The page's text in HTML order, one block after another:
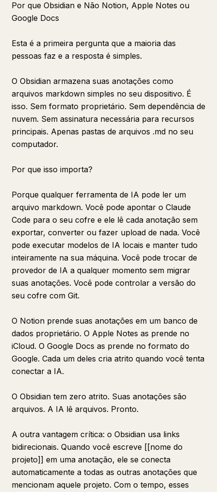
Por que Obsidian e Não Notion, Apple Notes ou
Google Docs
Esta é a primeira pergunta que a maioria das
pessoas faz e a resposta é simples.
O Obsidian armazena suas anotações como
arquivos markdown simples no seu dispositivo. É
isso. Sem formato proprietário. Sem dependência de
nuvem. Sem assinatura necessária para recursos
principais. Apenas pastas de arquivos .md no seu
computador.
Por que isso importa?
Porque qualquer ferramenta de IA pode ler um
arquivo markdown. Você pode apontar o Claude
Code para o seu cofre e ele lê cada anotação sem
exportar, converter ou fazer upload de nada. Você
pode executar modelos de IA locais e manter tudo
inteiramente na sua máquina. Você pode trocar de
provedor de IA a qualquer momento sem migrar
suas anotações. Você pode controlar a versão do
seu cofre com Git.
O Notion prende suas anotações em um banco de
dados proprietário. O Apple Notes as prende no
iCloud. O Google Docs as prende no formato do
Google. Cada um deles cria atrito quando você tenta
conectar a IA.
O Obsidian tem zero atrito. Suas anotações são
arquivos. A IA lê arquivos. Pronto.
A outra vantagem crítica: o Obsidian usa links
bidirecionais. Quando você escreve [[nome do
projeto]] em uma anotação, ele se conecta
automaticamente a todas as outras anotações que
mencionam aquele projeto. Com o tempo, esses